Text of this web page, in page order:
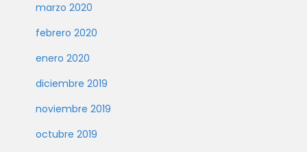
marzo 2020
febrero 2020
enero 2020
diciembre 2019
noviembre 2019
octubre 2019